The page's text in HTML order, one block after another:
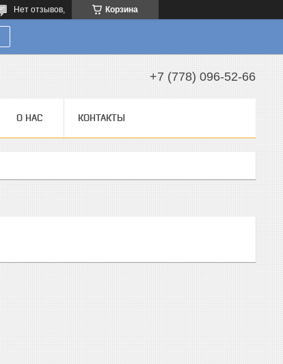
Корзина
Нет отзывов,
+7 (778) 096-52-66
О НАС КОНТАКТЫ